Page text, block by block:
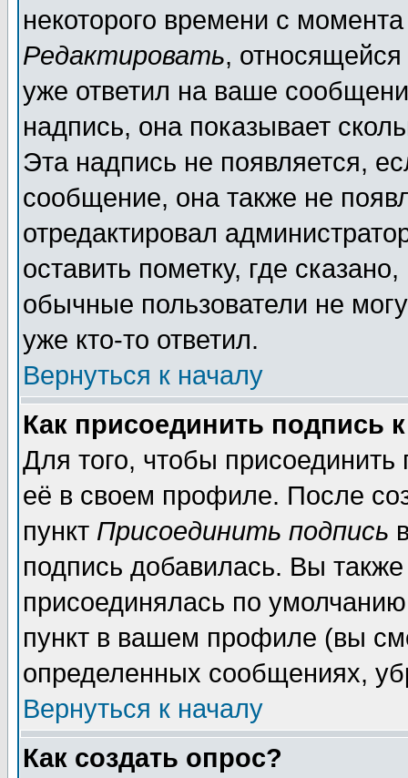
некоторого времени с
Редактировать,
уже ответил на ваше
надпись, она показывает
Эта надпись не появляется,
сообщение, она также не
отредактировал
оставить пометку, где
обычные пользователи не
уже кто-то ответил.
Вернуться к началу
Как присоединить подпись
Для того, чтобы
её в своем профиле. После
пункт Присоединить подпись
подпись добавилась. Вы
присоединялась по
пункт в вашем профиле (вы
определенных сообщениях,
Вернуться к началу
Как создать опрос?